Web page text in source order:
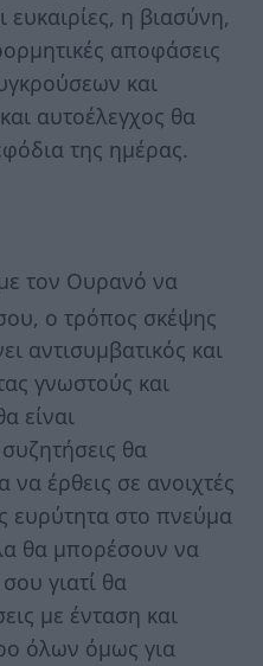
ευκαιρίες, η βιασύνη,
αποφάσεις
και
αυτοέλεγχος θα
της ημέρας.
τον Ουρανό να
ο τρόπος σκέψης
αντισυμβατικός και
γνωστούς και
είναι
θα
έρθεις σε ανοιχτές
ευρύτητα στο πνεύμα
θα μπορέσουν να
γιατί θα
με ένταση και
όλων όμως για